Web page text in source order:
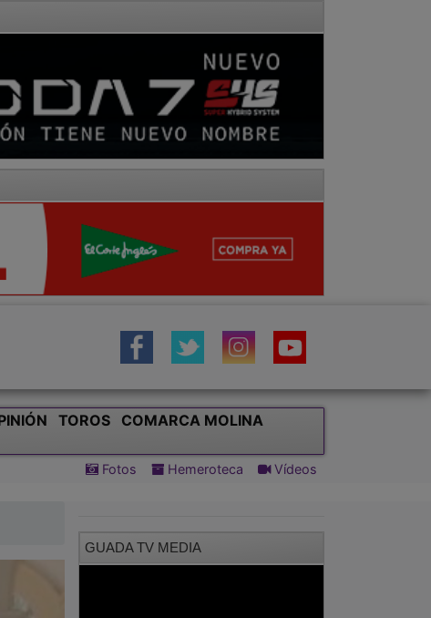
COMARCA MOLINA
Fotos Hemeroteca Vídeos
GUADA TV MEDIA